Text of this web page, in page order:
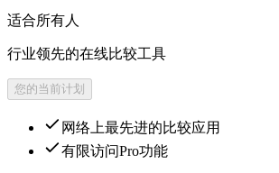
适合所有人
行业领先的在线比较工具
您的当前计划
网络上最先进的比较应用
有限访问Pro功能